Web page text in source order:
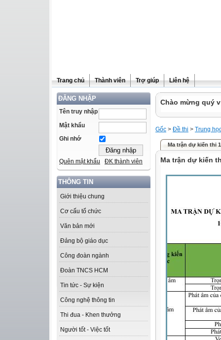
Trang chủ Thành viên Trợ giúp Liên hệ
ĐĂNG NHẬP
Tên truy nhập
Mật khẩu
Ghi nhớ
Quên mật khẩu ĐK thành viên
THÔNG TIN
Giới thiệu chung
Cơ cấu tổ chức
Văn bản mới
Đảng bộ giáo dục
Công đoàn ngành
Đoàn TNCS HCM
Tin tức - Sự kiện
Công nghệ thông tin
Thi đua - Khen thưởng
Người tốt - Việc tốt
Chào mừng quý
Gốc > Đề thi > Trung
Ma trận dự kiến thi
Ma trận dự kiến